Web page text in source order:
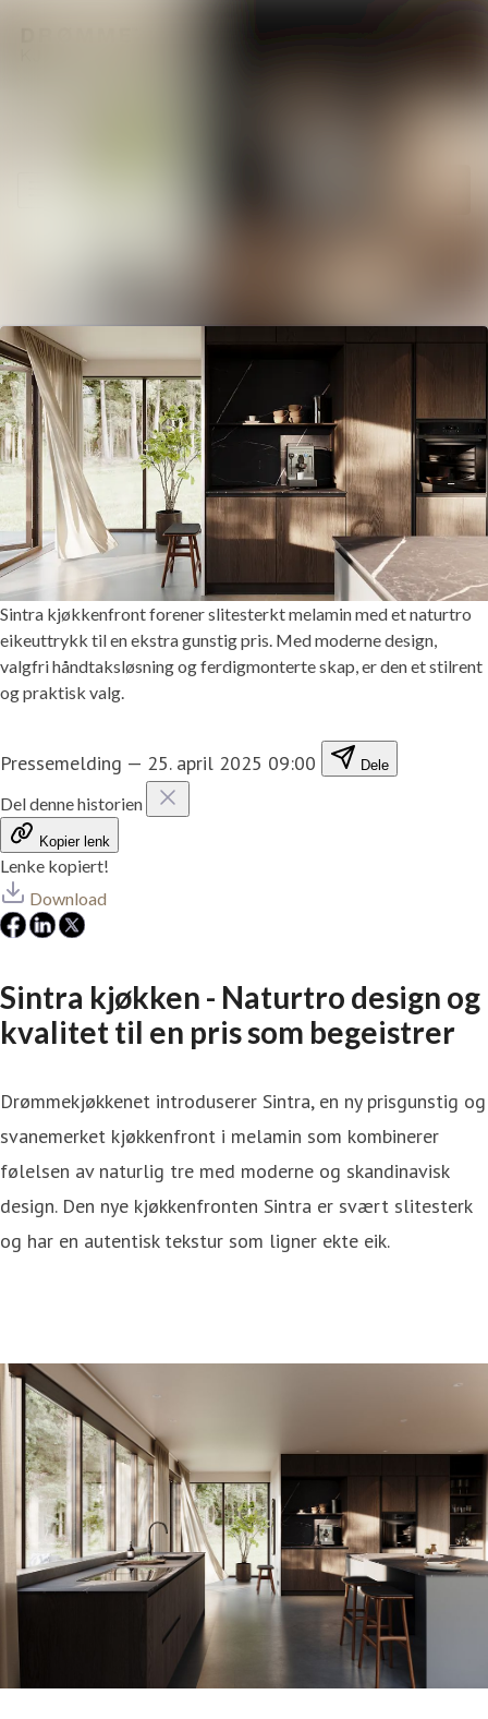
Sintra kjøkkenfront forener slitesterkt melamin med et naturtro
eikeuttrykk til en ekstra gunstig pris. Med moderne design,
valgfri håndtaksløsning og ferdigmonterte skap, er den et stilrent
og praktisk valg.
Pressemelding — 25. april 2025 09:00 Dele
Del denne historien
Kopier lenk
Lenke kopiert!
Download
Sintra kjøkken - Naturtro design og
kvalitet til en pris som begeistrer
Drømmekjøkkenet introduserer Sintra, en ny prisgunstig og
svanemerket kjøkkenfront i melamin som kombinerer
følelsen av naturlig tre med moderne og skandinavisk
design. Den nye kjøkkenfronten Sintra er svært slitesterk
og har en autentisk tekstur som ligner ekte eik.